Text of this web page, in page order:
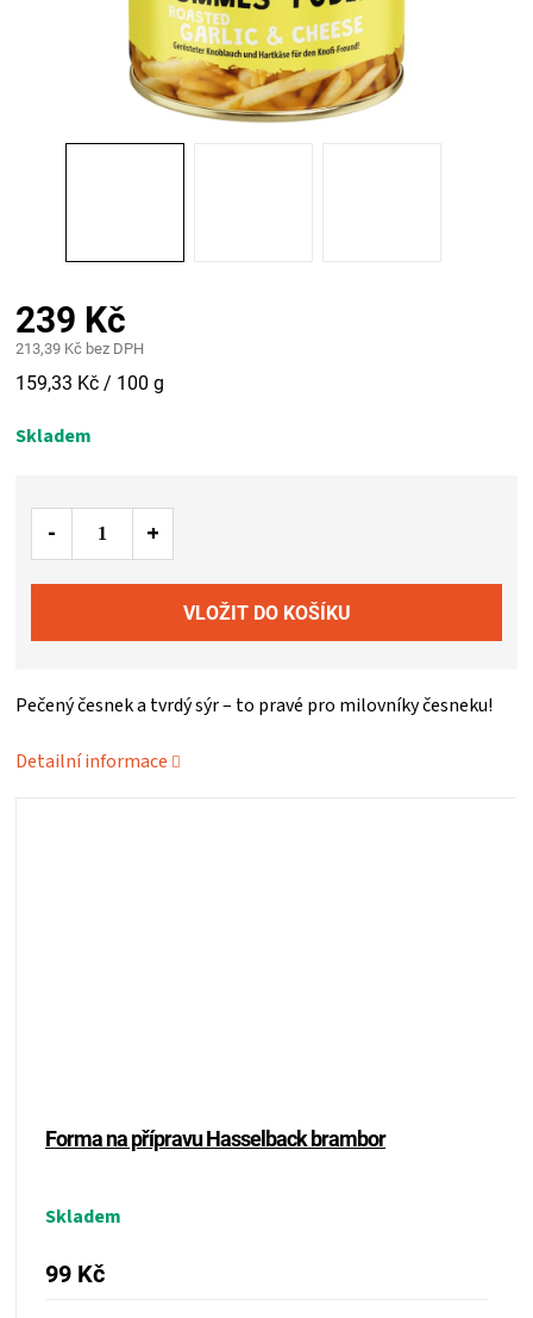
NÁDOBÍ
LODGE
VAKUOVAČKY
LEDNICE
NA
MASA
VENKOVNÍ
KUCHYNĚ
VÍNO
DÁRKOVÉ
POUKAZY
239 Kč
213,39 Kč bez DPH
Měrná
159,33 Kč / 100 g
Skladem
Pečený česnek a tvrdý sýr – to pravé pro milovníky česneku!
Detailní informace
Forma na přípravu Hasselback brambor
Skladem
99 Kč